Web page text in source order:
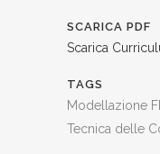
SCARICA PDF
Scarica
TAGS
Modellazione
Tecnica delle